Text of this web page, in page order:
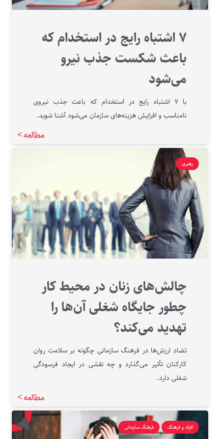
۷ اشتباه رایج در استخدام که
باعث شکست جذب نیرو
می‌شود
با ۷ اشتباه رایج در استخدام که باعث جذب نیروی
نامناسب و افزایش هزینه‌های سازمان می‌شود آشنا شوید.
مطالعه >
رهبری
چالش‌های زنان در محیط کار
چطور جایگاه شغلی آن‌ها را
تهدید می‌کند؟
تضاد ارزش‌ها در فرهنگ سازمانی چگونه بر سلامت روان
کارکنان تأثیر می‌گذارد و چه نقشی در ایجاد فرسودگی
شغلی دارد.
مطالعه >
افراد و فرهنگ فرهنگ سازمانی